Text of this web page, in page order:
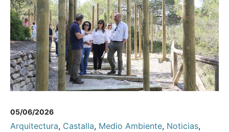
05/06/2026
Arquitectura, Castalla, Medio Ambiente, Noticias,